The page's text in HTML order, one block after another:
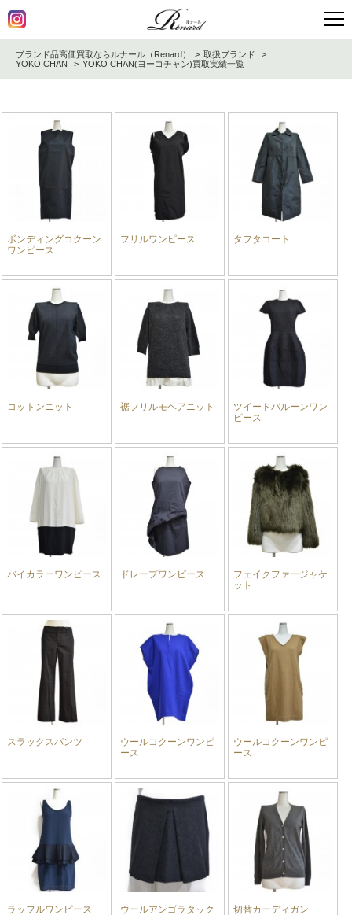
ブランド品高価買取ならルナール（Renard）
取扱ブランド
YOKO CHAN
YOKO CHAN(ヨーコチャン)買取実績一覧
ボンディングコクーン
ワンピース
フリルワンピース タフタコート
コットンニット 裾フリルモヘアニット
ツイードバルーンワン
ピース
バイカラーワンピース ドレープワンピース
フェイクファージャケ
ット
スラックスパンツ
ウールコクーンワンピ
ース
ウールコクーンワンピ
ース
ラッフルワンピース
ウールアンゴラタック
切替カーディガン